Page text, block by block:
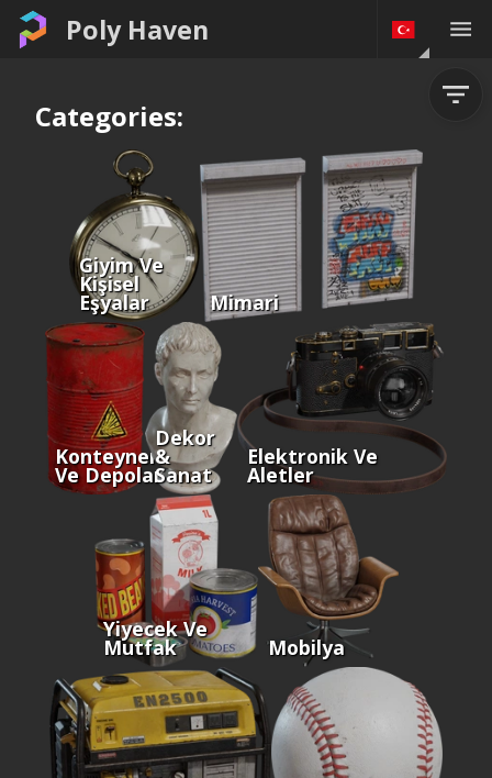
Poly Haven
Categories:
Giyim Ve
Kişisel
Eşyalar Mimari
Konteynerler
Ve Depolama
Dekor
&
Sanat
Elektronik Ve
Aletler
Yiyecek Ve
Mutfak Mobilya